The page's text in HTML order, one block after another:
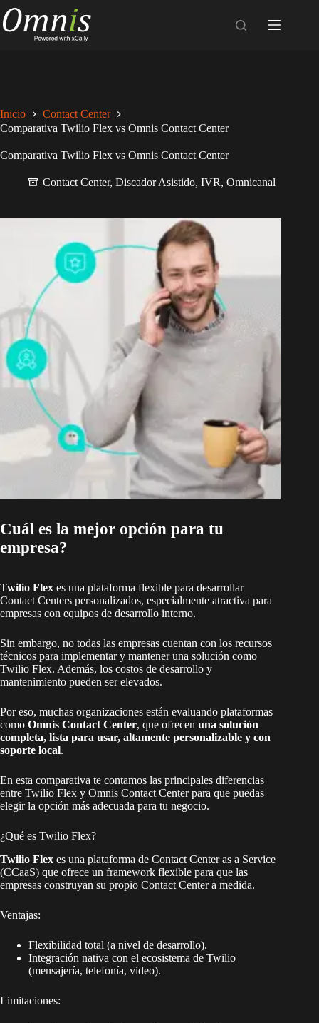
Saltar
al
contenido
Inicio
Contact Center
Comparativa Twilio Flex vs Omnis Contact Center
Comparativa Twilio Flex vs Omnis Contact Center
Contact Center, Discador Asistido, IVR, Omnicanal
Cuál es la mejor opción para tu
empresa?
Twilio Flex es una plataforma flexible para desarrollar
Contact Centers personalizados, especialmente atractiva para
empresas con equipos de desarrollo interno.
Sin embargo, no todas las empresas cuentan con los recursos
técnicos para implementar y mantener una solución como
Twilio Flex. Además, los costos de desarrollo y
mantenimiento pueden ser elevados.
Por eso, muchas organizaciones están evaluando plataformas
como Omnis Contact Center, que ofrecen una solución
completa, lista para usar, altamente personalizable y con
soporte local.
En esta comparativa te contamos las principales diferencias
entre Twilio Flex y Omnis Contact Center para que puedas
elegir la opción más adecuada para tu negocio.
¿Qué es Twilio Flex?
Twilio Flex es una plataforma de Contact Center as a Service
(CCaaS) que ofrece un framework flexible para que las
empresas construyan su propio Contact Center a medida.
Ventajas:
Flexibilidad total (a nivel de desarrollo).
Integración nativa con el ecosistema de Twilio
(mensajería, telefonía, video).
Limitaciones: